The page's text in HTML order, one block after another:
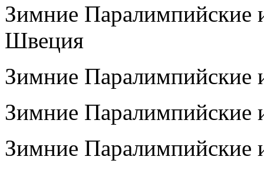
Зимние Паралимпийские
Швеция
Зимние Паралимпийские
Зимние Паралимпийские
Зимние Паралимпийские